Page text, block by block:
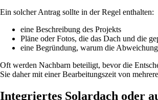
Ein solcher Antrag sollte in der Regel enthalten:
eine Beschreibung des Projekts
Pläne oder Fotos, die das Dach und die
eine Begründung, warum die
Oft werden Nachbarn beteiligt, bevor die
Sie daher mit einer Bearbeitungszeit von
Integriertes Solardach oder